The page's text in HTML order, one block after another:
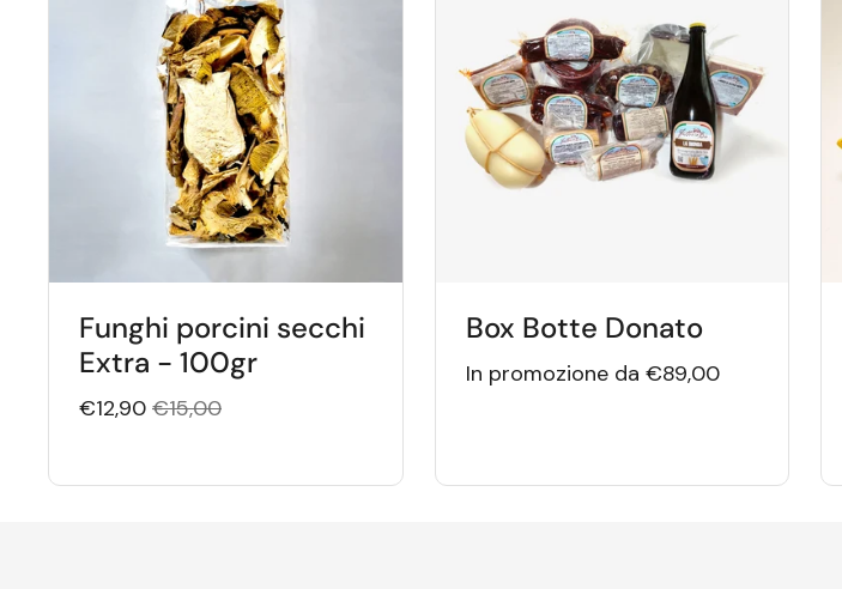
Funghi porcini secchi
Extra - 100gr
€12,90 €15,00
Box Botte Donato
In promozione da €89,00